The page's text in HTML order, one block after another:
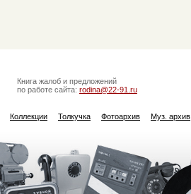
Книга жалоб и предложений
по работе сайта: rodina@22-91.ru
Коллекции Толкучка Фотоархив Муз. архив